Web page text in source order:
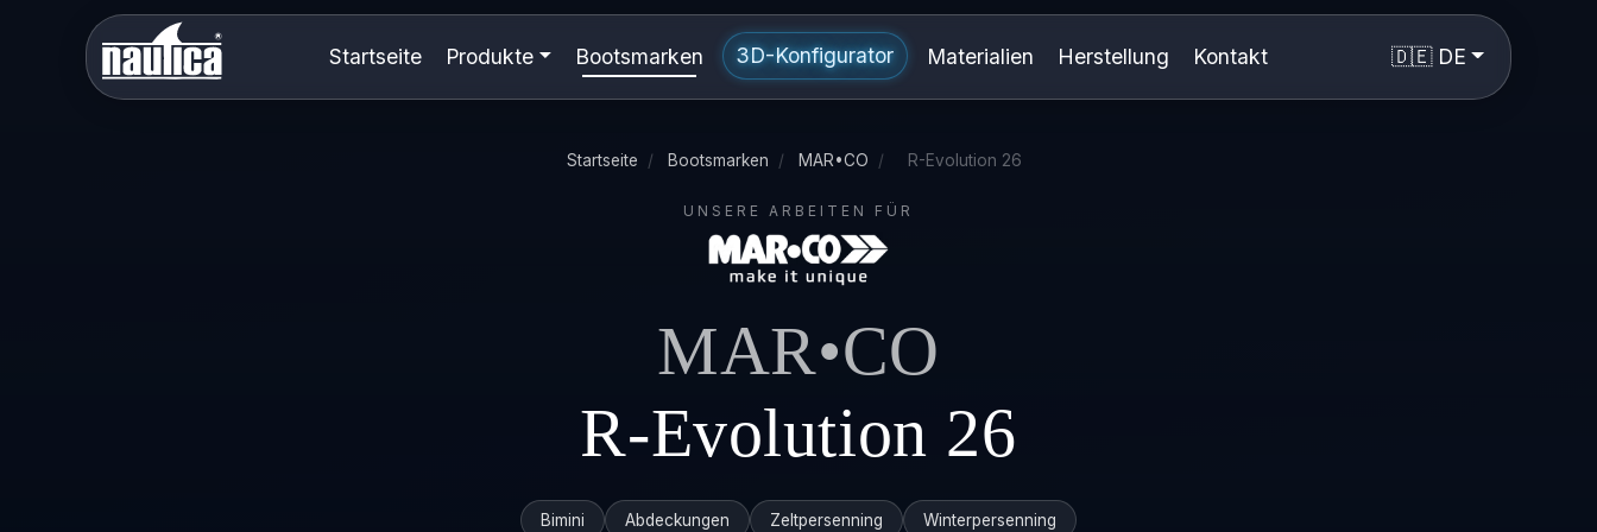
Startseite Produkte Bootsmarken 3D-Konfigurator Materialien Herstellung Kontakt 🇩🇪 DE
Startseite / Bootsmarken / MAR•CO / R-Evolution 26
UNSERE ARBEITEN FÜR
MAR•CO
R-Evolution 26
Bimini Abdeckungen Zeltpersenning Winterpersenning